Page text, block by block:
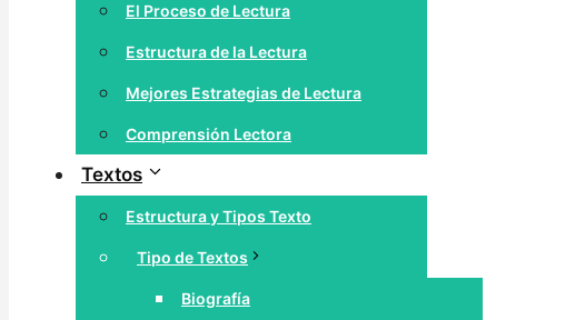
El Proceso de Lectura
Estructura de la Lectura
Mejores Estrategias de Lectura
Comprensión Lectora
Textos
Estructura y Tipos Texto
Tipo de Textos
Biografía